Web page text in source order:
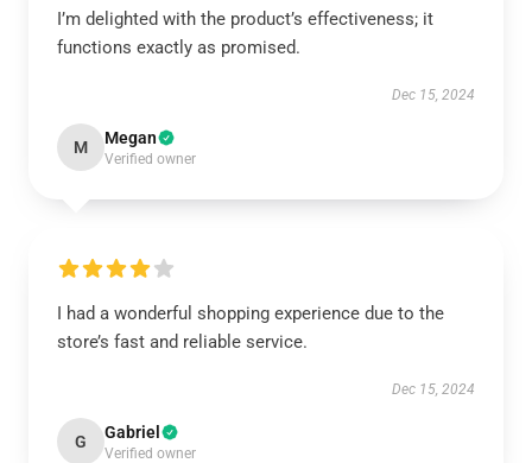
I’m delighted with the product’s effectiveness; it
functions exactly as promised.
Dec 15, 2024
M Megan
Verified owner
I had a wonderful shopping experience due to the
store’s fast and reliable service.
Dec 15, 2024
G Gabriel
Verified owner